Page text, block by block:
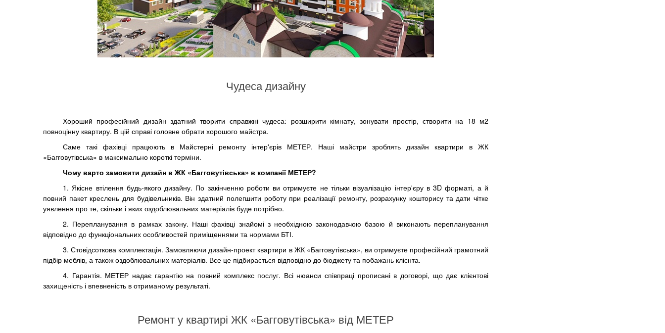
Чудеса дизайну
Хороший професійний дизайн здатний творити справжні чудеса: розширити кімнату, зонувати простір, створити на 18 м2
повноцінну квартиру. В цій справі головне обрати хорошого майстра.
Саме такі фахівці працюють в Майстерні ремонту інтер'єрів МЕТЕР. Наші майстри зроблять дизайн квартири в ЖК
«Багговутівська» в максимально короткі терміни.
Чому варто замовити дизайн в ЖК «Багговутівська» в компанії МЕТЕР?
1. Якісне втілення будь-якого дизайну. По закінченню роботи ви отримуєте не тільки візуалізацію інтер'єру в 3D форматі, а й
повний пакет креслень для будівельників. Він здатний полегшити роботу при реалізації ремонту, розрахунку кошторису та дати чітке
уявлення про те, скільки і яких оздоблювальних матеріалів буде потрібно.
2. Перепланування в рамках закону. Наші фахівці знайомі з необхідною законодавчою базою й виконають перепланування
відповідно до функціональних особливостей приміщеннями та нормами БТІ.
3. Стовідсоткова комплектація. Замовляючи дизайн-проект квартири в ЖК «Багговутівська», ви отримуєте професійний грамотний
підбір меблів, а також оздоблювальних матеріалів. Все це підбирається відповідно до бюджету та побажань клієнта.
4. Гарантія. МЕТЕР надає гарантію на повний комплекс послуг. Всі нюанси співпраці прописані в договорі, що дає клієнтові
захищеність і впевненість в отриманому результаті.
Ремонт у квартирі ЖК «Багговутівська» від МЕТЕР